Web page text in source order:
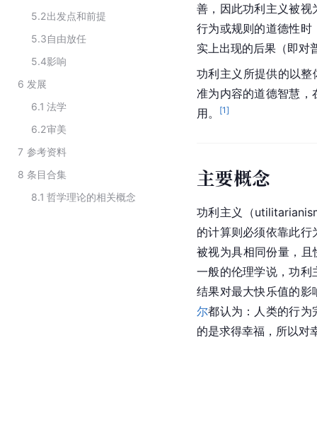
5.2出发点和前提
5.3自由放任
5.4影响
6 发展
6.1 法学
6.2审美
7 参考资料
8 条目合集
8.1 哲学理论的相关概念
善，因此功利主义被视
行为或规则的道德性时
实上出现的后果（即对
功利主义所提供的以整
准为内容的道德智慧，
用。
[1]
主要概念
功利主义（
的计算则必须依靠此
被视为具相同份量，且
一般的伦理学说，功利
结果对最大快乐值的
尔都认为：人类的行为
的是求得幸福，所以对